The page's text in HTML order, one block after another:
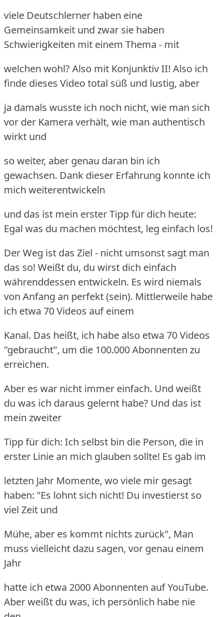
viele Deutschlerner haben eine
Gemeinsamkeit und zwar sie haben
Schwierigkeiten mit einem Thema - mit
welchen wohl? Also mit Konjunktiv II! Also ich
finde dieses Video total süß und lustig, aber
ja damals wusste ich noch nicht, wie man sich
vor der Kamera verhält, wie man authentisch
wirkt und
so weiter, aber genau daran bin ich
gewachsen. Dank dieser Erfahrung konnte ich
mich weiterentwickeln
und das ist mein erster Tipp für dich heute:
Egal was du machen möchtest, leg einfach los!
Der Weg ist das Ziel - nicht umsonst sagt man
das so! Weißt du, du wirst dich einfach
währenddessen entwickeln. Es wird niemals
von Anfang an perfekt (sein). Mittlerweile habe
ich etwa 70 Videos auf einem
Kanal. Das heißt, ich habe also etwa 70 Videos
"gebraucht", um die 100.000 Abonnenten zu
erreichen.
Aber es war nicht immer einfach. Und weißt
du was ich daraus gelernt habe? Und das ist
mein zweiter
Tipp für dich: Ich selbst bin die Person, die in
erster Linie an mich glauben sollte! Es gab im
letzten Jahr Momente, wo viele mir gesagt
haben: "Es lohnt sich nicht! Du investierst so
viel Zeit und
Mühe, aber es kommt nichts zurück", Man
muss vielleicht dazu sagen, vor genau einem
Jahr
hatte ich etwa 2000 Abonnenten auf YouTube.
Aber weißt du was, ich persönlich habe nie